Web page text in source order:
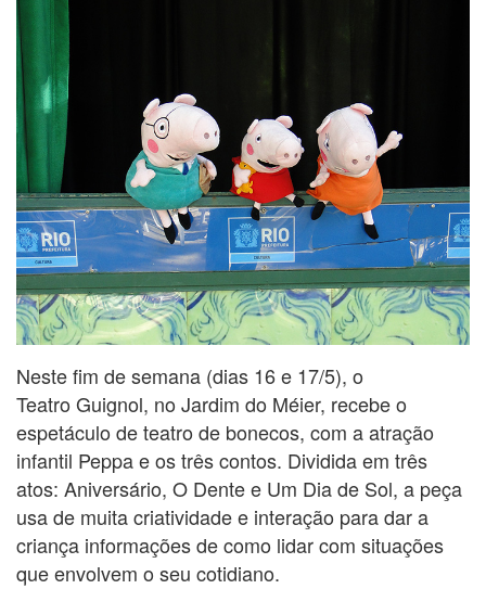
Neste fim de semana (dias 16 e 17/5), o
Teatro Guignol, no Jardim do Méier, recebe o
espetáculo de teatro de bonecos, com a atração
infantil Peppa e os três contos. Dividida em três
atos: Aniversário, O Dente e Um Dia de Sol, a peça
usa de muita criatividade e interação para dar a
criança informações de como lidar com situações
que envolvem o seu cotidiano.